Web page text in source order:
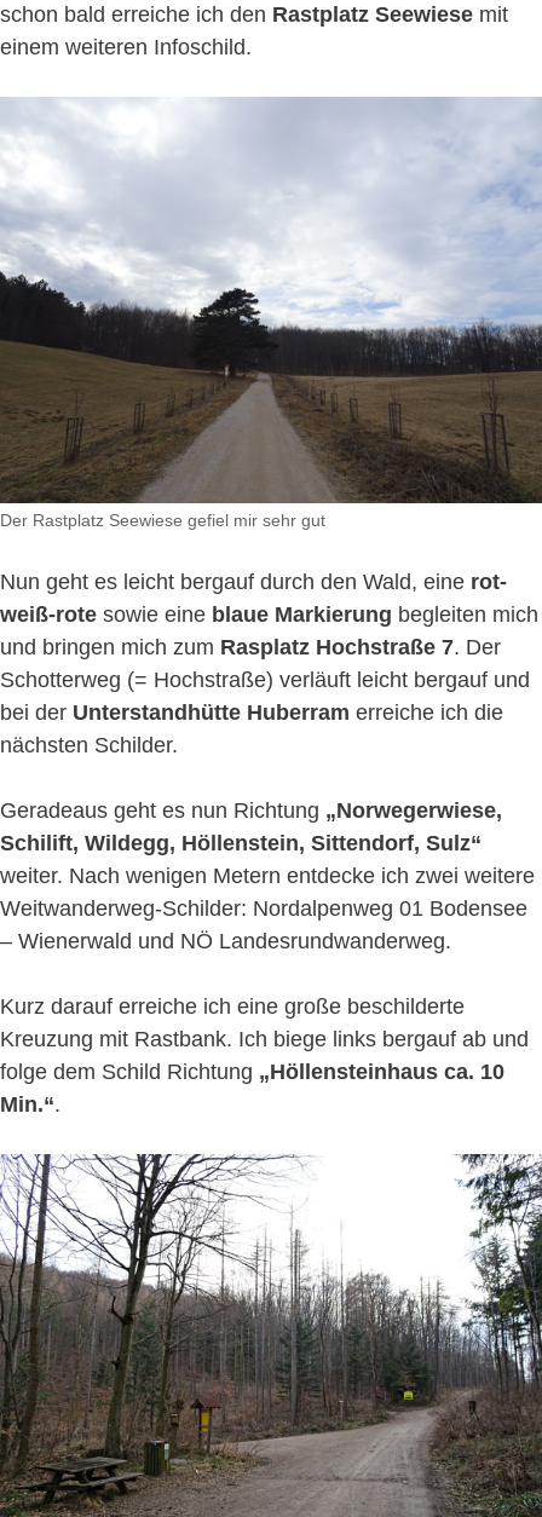
schon bald erreiche ich den Rastplatz Seewiese mit
einem weiteren Infoschild.
Der Rastplatz Seewiese gefiel mir sehr gut
Nun geht es leicht bergauf durch den Wald, eine rot-
weiß-rote sowie eine blaue Markierung begleiten mich
und bringen mich zum Rasplatz Hochstraße 7. Der
Schotterweg (= Hochstraße) verläuft leicht bergauf und
bei der Unterstandhütte Huberram erreiche ich die
nächsten Schilder.
Geradeaus geht es nun Richtung „Norwegerwiese,
Schilift, Wildegg, Höllenstein, Sittendorf, Sulz“
weiter. Nach wenigen Metern entdecke ich zwei weitere
Weitwanderweg-Schilder: Nordalpenweg 01 Bodensee
– Wienerwald und NÖ Landesrundwanderweg.
Kurz darauf erreiche ich eine große beschilderte
Kreuzung mit Rastbank. Ich biege links bergauf ab und
folge dem Schild Richtung „Höllensteinhaus ca. 10
Min.“.